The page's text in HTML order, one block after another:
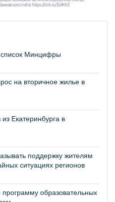
Минцифры
на вторичное жилье в
Екатеринбурга в
поддержку жителям
ситуациях регионов
образовательных